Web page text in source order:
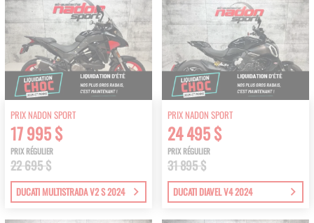
PRIX NADON SPORT
17 995 $
PRIX RÉGULIER
22 695 $
DUCATI MULTISTRADA V2 S 2024
PRIX NADON SPORT
24 495 $
PRIX RÉGULIER
31 895 $
DUCATI DIAVEL V4 2024